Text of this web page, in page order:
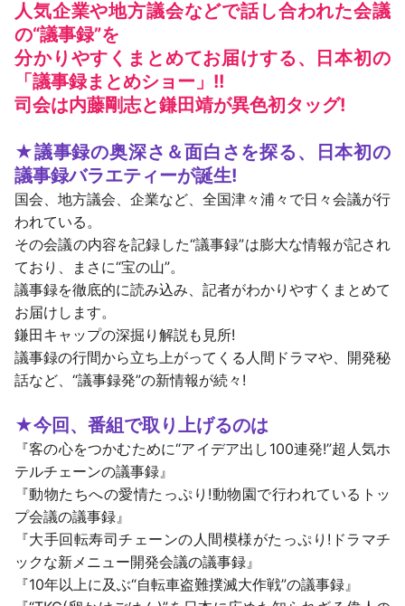
人気企業や地方議会などで話し合われた会議
の“議事録”を
分かりやすくまとめてお届けする、日本初の
「議事録まとめショー」!!
司会は内藤剛志と鎌田靖が異色初タッグ!
★議事録の奥深さ＆面白さを探る、日本初の
議事録バラエティーが誕生!
国会、地方議会、企業など、全国津々浦々で日々会議が行
われている。
その会議の内容を記録した“議事録”は膨大な情報が記され
ており、まさに“宝の山”。
議事録を徹底的に読み込み、記者がわかりやすくまとめて
お届けします。
鎌田キャップの深掘り解説も見所!
議事録の行間から立ち上がってくる人間ドラマや、開発秘
話など、“議事録発”の新情報が続々!
★今回、番組で取り上げるのは
『客の心をつかむために“アイデア出し100連発!”超人気ホ
テルチェーンの議事録』
『動物たちへの愛情たっぷり!動物園で行われているトッ
プ会議の議事録』
『大手回転寿司チェーンの人間模様がたっぷり!ドラマチ
ックな新メニュー開発会議の議事録』
『10年以上に及ぶ“自転車盗難撲滅大作戦”の議事録』